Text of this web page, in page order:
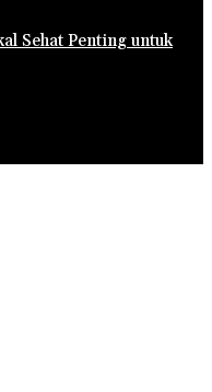
Sehat Penting untuk